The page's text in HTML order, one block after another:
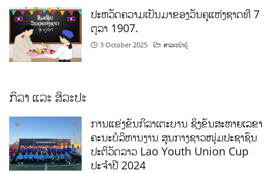
ປະຫວັດຄວາມເປັນມາຂອງວັນຄູແຫ່ງຊາດທີ 7
ຕຸລາ 1907.
3 October 2025 ສາລະໜ້າຮູ້
ກິລາ ແລະ ສິລະປະ
ການແຂ່ງຂັນກິລາເຕະບານ ຊິງຂັນສະຫາຍເລຂາ
ຄະນະບໍລິຫານງານ ສູນກາງຊາວໜຸ່ມປະຊາຊົນ
ປະຕິວັດລາວ Lao Youth Union Cup
ປະຈຳປີ 2024